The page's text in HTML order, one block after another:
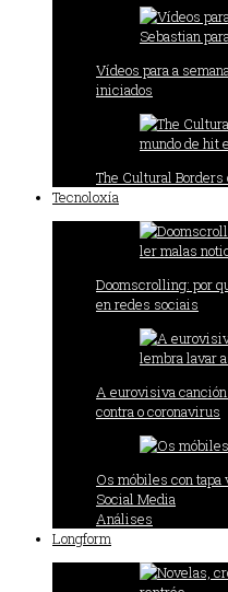
Vídeos para a
iniciados
The Cultural
Tecnoloxía
Doomscrolling: por
en redes sociais
A eurovisiva
contra o coronavirus
Os móbiles con tapa
Social Media
Análises
Longform